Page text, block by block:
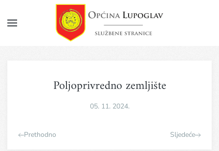
Ova
web
Poljoprivredno zemljište
05. 11. 2024.
Prethodno Sljedeće